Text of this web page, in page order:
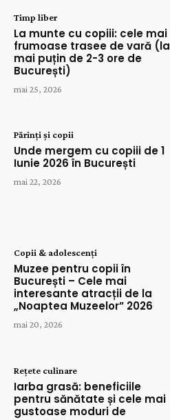
Timp liber
La munte cu copiii: cele mai
frumoase trasee de vară (la
mai puțin de 2-3 ore de
București)
mai 25, 2026
Părinți și copii
Unde mergem cu copiii de 1
Iunie 2026 în București
mai 22, 2026
Copii & adolescenți
Muzee pentru copii în
București – Cele mai
interesante atracții de la
„Noaptea Muzeelor” 2026
mai 20, 2026
Rețete culinare
Iarba grasă: beneficiile
pentru sănătate și cele mai
gustoase moduri de